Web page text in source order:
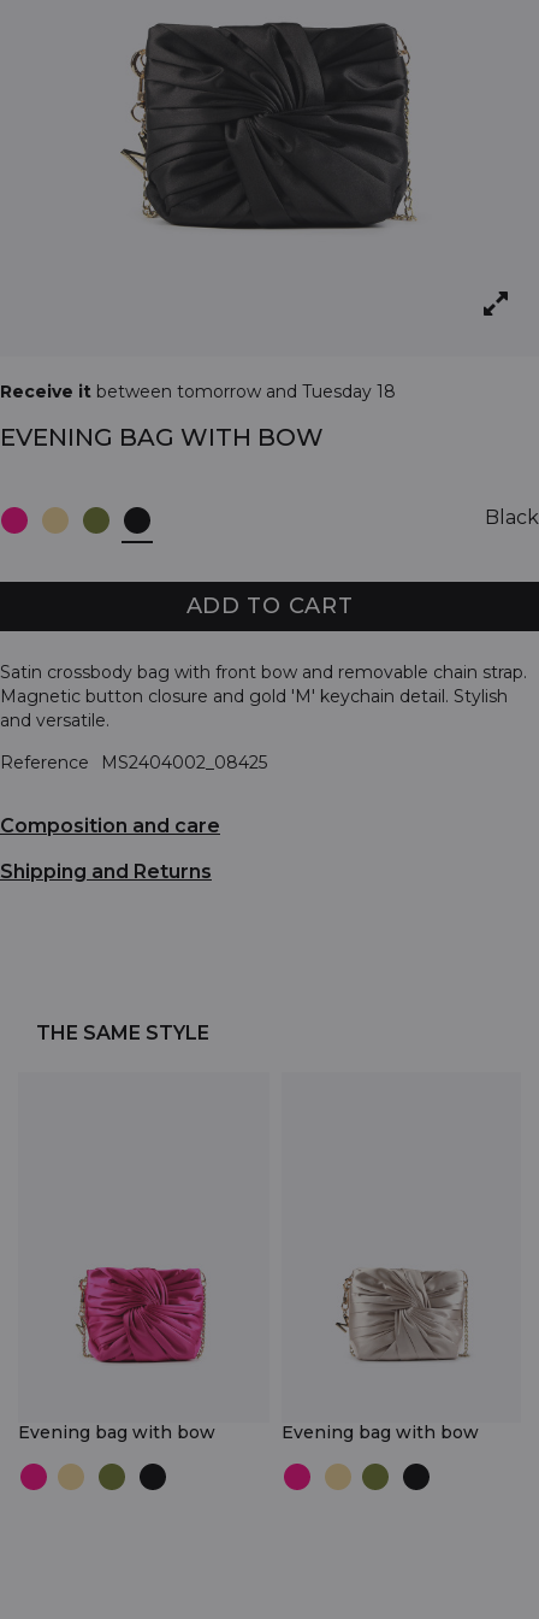
Receive it between tomorrow and Tuesday 18
EVENING BAG WITH BOW
Black
ADD TO CART
Satin crossbody bag with front bow and removable chain strap.
Magnetic button closure and gold 'M' keychain detail. Stylish
and versatile.
Reference
MS2404002_08425
Composition and care
Shipping and Returns
THE SAME STYLE
Evening bag with bow Evening bag with bow